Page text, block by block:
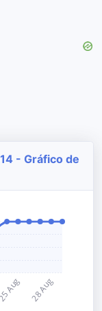
- Gráfico de